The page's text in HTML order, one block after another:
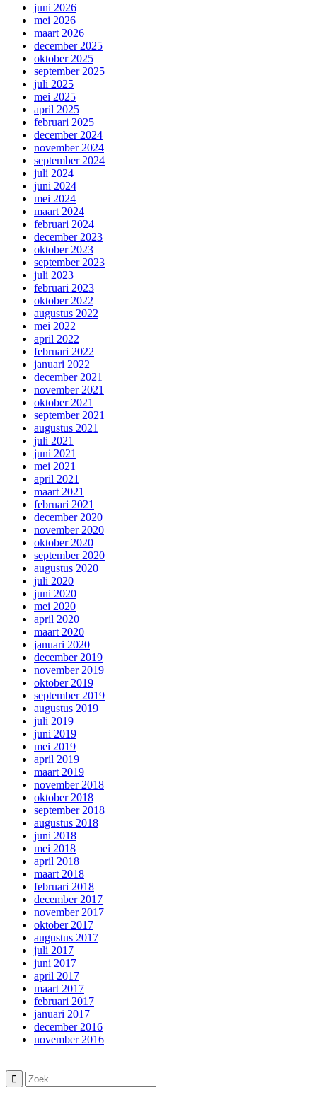
juni 2026
mei 2026
maart 2026
december 2025
oktober 2025
september 2025
juli 2025
mei 2025
april 2025
februari 2025
december 2024
november 2024
september 2024
juli 2024
juni 2024
mei 2024
maart 2024
februari 2024
december 2023
oktober 2023
september 2023
juli 2023
februari 2023
oktober 2022
augustus 2022
mei 2022
april 2022
februari 2022
januari 2022
december 2021
november 2021
oktober 2021
september 2021
augustus 2021
juli 2021
juni 2021
mei 2021
april 2021
maart 2021
februari 2021
december 2020
november 2020
oktober 2020
september 2020
augustus 2020
juli 2020
juni 2020
mei 2020
april 2020
maart 2020
januari 2020
december 2019
november 2019
oktober 2019
september 2019
augustus 2019
juli 2019
juni 2019
mei 2019
april 2019
maart 2019
november 2018
oktober 2018
september 2018
augustus 2018
juni 2018
mei 2018
april 2018
maart 2018
februari 2018
december 2017
november 2017
oktober 2017
augustus 2017
juli 2017
juni 2017
april 2017
maart 2017
februari 2017
januari 2017
december 2016
november 2016